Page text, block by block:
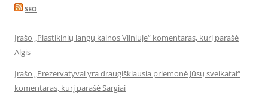
SEO
Įrašo „Plastikinių langų kainos Vilniuje“ komentaras, kurį parašė
Algis
Įrašo „Prezervatyvai yra draugiškiausia priemonė Jūsų sveikatai“
komentaras, kurį parašė Sargiai